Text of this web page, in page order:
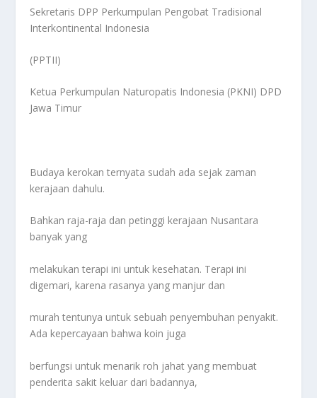
Sekretaris DPP Perkumpulan Pengobat Tradisional
Interkontinental Indonesia
(PPTII)
Ketua Perkumpulan Naturopatis Indonesia (PKNI) DPD
Jawa Timur
Budaya kerokan ternyata sudah ada sejak zaman
kerajaan dahulu.
Bahkan raja-raja dan petinggi kerajaan Nusantara
banyak yang
melakukan terapi ini untuk kesehatan. Terapi ini
digemari, karena rasanya yang manjur dan
murah tentunya untuk sebuah penyembuhan penyakit.
Ada kepercayaan bahwa koin juga
berfungsi untuk menarik roh jahat yang membuat
penderita sakit keluar dari badannya,